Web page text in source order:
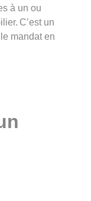
à un ou
C’est un
mandat en